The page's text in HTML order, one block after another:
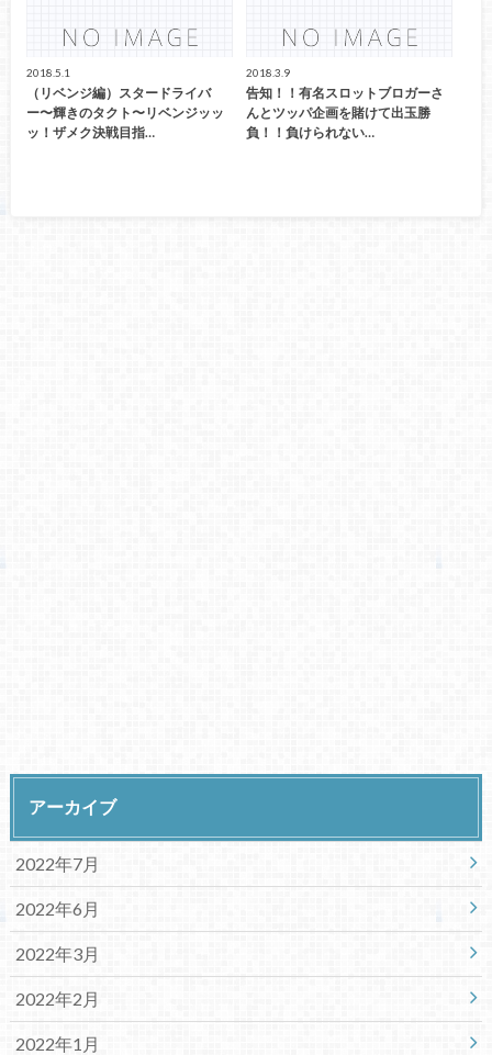
2018.5.1
（リベンジ編）スタードライバ
ー〜輝きのタクト〜リベンジッッ
ッ！ザメク決戦目指…
2018.3.9
告知！！有名スロットブロガーさ
んとツッパ企画を賭けて出玉勝
負！！負けられない…
アーカイブ
2022年7月
2022年6月
2022年3月
2022年2月
2022年1月